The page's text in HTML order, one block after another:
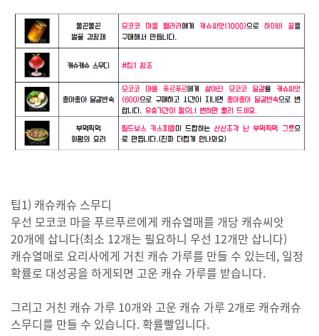
팁1) 캐슈캐슈 스무디
우선 모코코 마을 푸르푸르에게 캐슈열매를 개당 캐슈씨앗
20개에 삽니다(최소 12개는 필요하니 우선 12개만 삽니다)
캐슈열매로 요리사에게 거친 캐슈 가루를 만들 수 있는데, 일정
확률로 대성공을 하게되면 고운 캐슈 가루를 받습니다.
그리고 거친 캐슈 가루 10개와 고운 캐슈 가루 2개로 캐슈캐슈
스무디를 만들 수 있습니다. 확률빨입니다.